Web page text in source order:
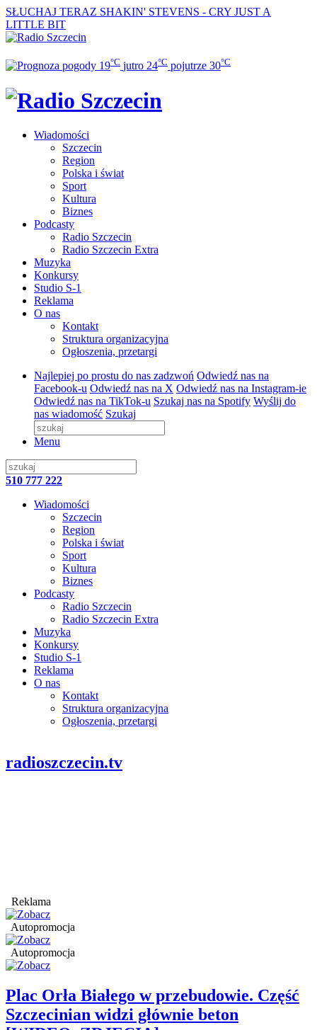
SŁUCHAJ TERAZ SHAKIN' STEVENS - CRY JUST A
LITTLE BIT
19°C jutro 24°C pojutrze 30°C
Wiadomości
Szczecin
Region
Polska i świat
Sport
Kultura
Biznes
Podcasty
Radio Szczecin
Radio Szczecin Extra
Muzyka
Konkursy
Studio S-1
Reklama
O nas
Kontakt
Struktura organizacyjna
Ogłoszenia, przetargi
Najlepiej po prostu do nas zadzwoń Odwiedź nas na
Facebook-u Odwiedź nas na X Odwiedź nas na Instagram-ie
Odwiedź nas na TikTok-u Szukaj nas na Spotify Wyślij do
nas wiadomość Szukaj
Menu
510 777 222
Wiadomości
Szczecin
Region
Polska i świat
Sport
Kultura
Biznes
Podcasty
Radio Szczecin
Radio Szczecin Extra
Muzyka
Konkursy
Studio S-1
Reklama
O nas
Kontakt
Struktura organizacyjna
Ogłoszenia, przetargi
radioszczecin.tv
Reklama
Autopromocja
Autopromocja
Plac Orła Białego w przebudowie. Część
Szczecinian widzi głównie beton